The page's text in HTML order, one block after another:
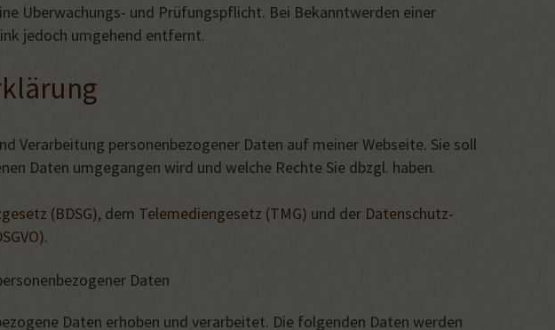
Überwachungs- und Prüfungspflicht. Bei Bekanntwerden einer
jedoch umgehend entfernt.
Verarbeitung personenbezogener Daten auf meiner Webseite. Sie soll
Daten umgegangen wird und welche Rechte Sie dbzgl. haben.
(BDSG), dem Telemediengesetz (TMG) und der Datenschutz-
.
Daten
Daten erhoben und verarbeitet. Die folgenden Daten werden